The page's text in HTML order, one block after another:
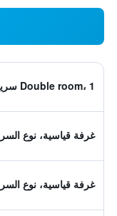
Double room، 1 سرير توأم
غرفة قياسية، نوع
غرفة قياسية، نوع